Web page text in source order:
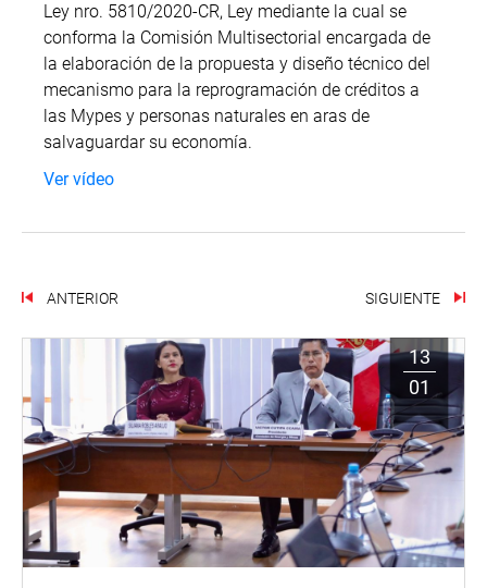
Ley nro. 5810/2020-CR, Ley mediante la cual se
conforma la Comisión Multisectorial encargada de
la elaboración de la propuesta y diseño técnico del
mecanismo para la reprogramación de créditos a
las Mypes y personas naturales en aras de
salvaguardar su economía.
Ver vídeo
ANTERIOR SIGUIENTE
13
01